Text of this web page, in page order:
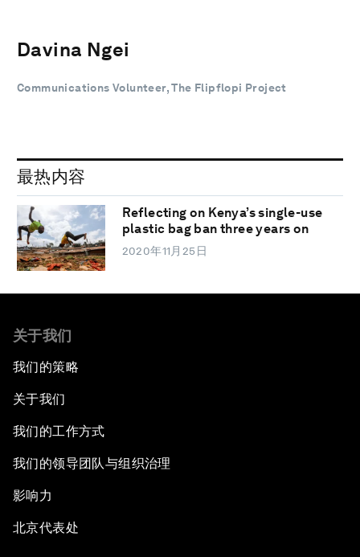
Davina Ngei
Communications Volunteer, The Flipflopi Project
最热内容
Reflecting on Kenya’s single-use
plastic bag ban three years on
2020年11月25日
关于我们
我们的策略
关于我们
我们的工作方式
我们的领导团队与组织治理
影响力
北京代表处